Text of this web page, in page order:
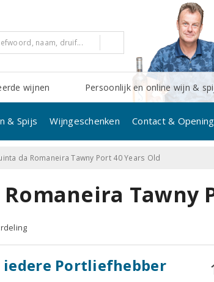
wijnen Persoonlijk en online wijn &
& Spijs Wijngeschenken Contact &
da Romaneira Tawny Port 40 Years Old
Tawny
iedere Portliefhebber